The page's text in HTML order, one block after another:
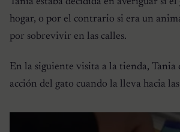
hogar, o por el contrario si era un
por sobrevivir en las calles.
En la siguiente visita a la tienda,
acción del gato cuando la lleva hacia